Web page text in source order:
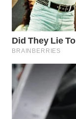
WN
SEMARANG
WN
SOLO
BOROBUDUR
WN